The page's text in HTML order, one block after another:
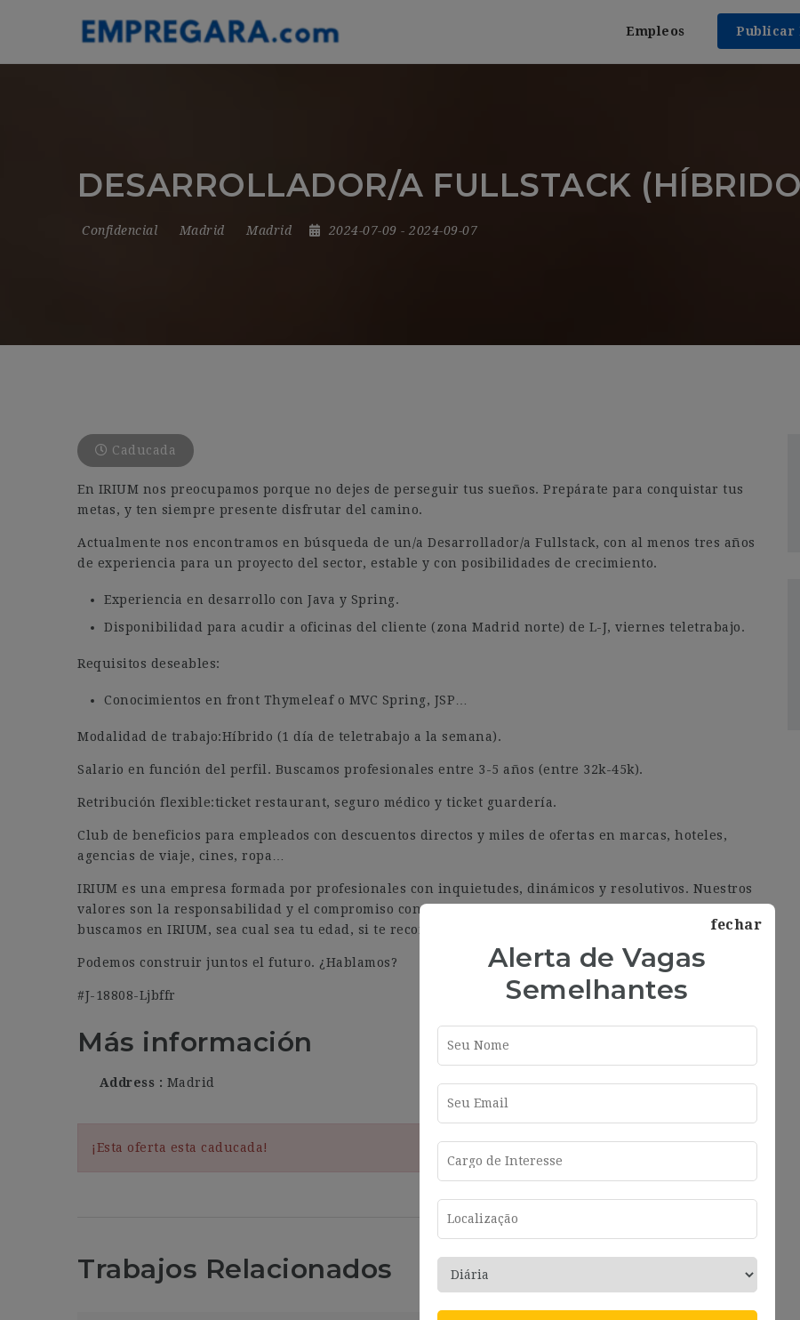
Empleos Publicar
DESARROLLADOR/A FULLSTACK
Confidencial Madrid Madrid 2024-07-09 - 2024-09-07
Caducada
En IRIUM nos preocupamos porque no dejes de perseguir tus sueños. Prepárate para conquistar tus
metas, y ten siempre presente disfrutar del camino.
Actualmente nos encontramos en búsqueda de un/a Desarrollador/a Fullstack, con al menos tres años
de experiencia para un proyecto del sector, estable y con posibilidades de crecimiento.
Experiencia en desarrollo con Java y Spring.
Disponibilidad para acudir a oficinas del cliente (zona Madrid norte) de L-J, viernes teletrabajo.
Requisitos deseables:
Conocimientos en front Thymeleaf o MVC Spring, JSP…
Modalidad de trabajo:Híbrido (1 día de teletrabajo a la semana).
Salario en función del perfil. Buscamos profesionales entre 3-5 años (entre 32k-45k).
Retribución flexible:ticket restaurant, seguro médico y ticket guardería.
Club de beneficios para empleados con descuentos directos y miles de ofertas en marcas, hoteles,
agencias de viaje, cines, ropa…
IRIUM es una empresa formada por profesionales con inquietudes, dinámicos y resolutivos. Nuestros
valores son la responsabilidad y el compromiso con el trabajo bien hecho, este es el espíritu que
buscamos en IRIUM, sea cual sea tu edad, si te reconoces ¡esta es tu empresa!
Podemos construir juntos el futuro. ¿Hablamos?
#J-18808-Ljbffr
Más información
Address Madrid
¡Esta oferta esta caducada!
Trabajos Relacionados
fechar
Alerta de Vagas
Semelhantes